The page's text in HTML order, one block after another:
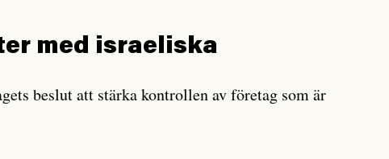
med israeliska
beslut att stärka kontrollen av företag som är